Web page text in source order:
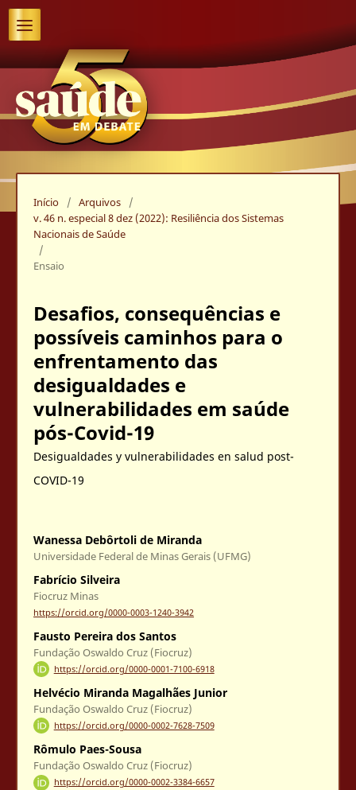
Início / Arquivos
/
v. 46 n. especial 8 dez (2022): Resiliência dos Sistemas
Nacionais de Saúde
/
Ensaio
Desafios, consequências e
possíveis caminhos para o
enfrentamento das
desigualdades e
vulnerabilidades em saúde
pós-Covid-19
Desigualdades y vulnerabilidades en salud post-
COVID-19
Wanessa Debôrtoli de Miranda
Universidade Federal de Minas Gerais (UFMG)
Fabrício Silveira
Fiocruz Minas
https://orcid.org/0000-0003-1240-3942
Fausto Pereira dos Santos
Fundação Oswaldo Cruz (Fiocruz)
https://orcid.org/0000-0001-7100-6918
Helvécio Miranda Magalhães Junior
Fundação Oswaldo Cruz (Fiocruz)
https://orcid.org/0000-0002-7628-7509
Rômulo Paes-Sousa
Fundação Oswaldo Cruz (Fiocruz)
https://orcid.org/0000-0002-3384-6657